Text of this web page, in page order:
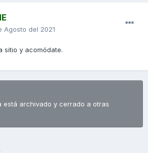
Agosto del 2021
sitio y acomódate.
está archivado y cerrado a otras